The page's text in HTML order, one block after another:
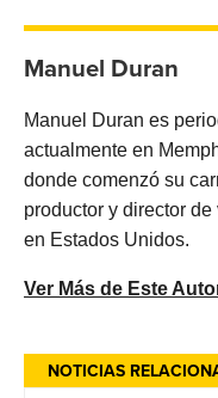
NOTICIAS
Manuel Duran
Manuel Duran es
actualmente en
donde comenzó su
productor y director
en Estados Unidos.
Ver Más de Este